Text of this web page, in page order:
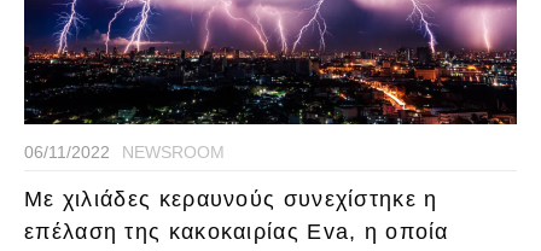
06/11/2022 NEWSROOM
Mε χιλιάδες κεραυνούς συνεχίστηκε η
επέλαση της κακοκαιρίας Eva, η οποία